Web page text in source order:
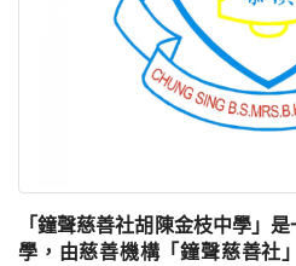
「鐘聲慈善社胡陳金枝中學」
學，由慈善機構「鐘聲慈善社